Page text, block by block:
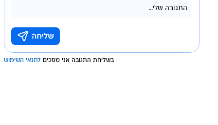
בשליחת התגובה אני מסכים לתנאי השימוש